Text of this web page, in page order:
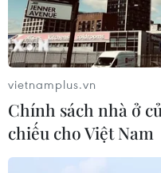
vietnamplus.vn
Chính sách nhà ở
chiếu cho Việt Nam